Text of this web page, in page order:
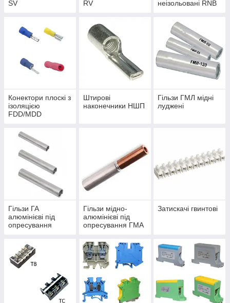
SV
RV
неізольовані RNB
Конектори плоскі з
ізоляцією
FDD/MDD
Штирові
наконечники НШП
Гільзи ГМЛ мідні
луджені
Гільзи ГА
алюмінієві під
опресування
Гільзи мідно-
алюмінієві під
опресування ГМА
Затискачі гвинтові